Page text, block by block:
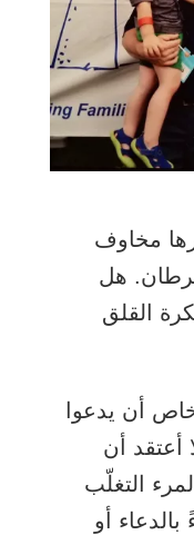
مخاوف
هل
القلق
أن يدعوا
أعتقد أن
التغلّب
أو